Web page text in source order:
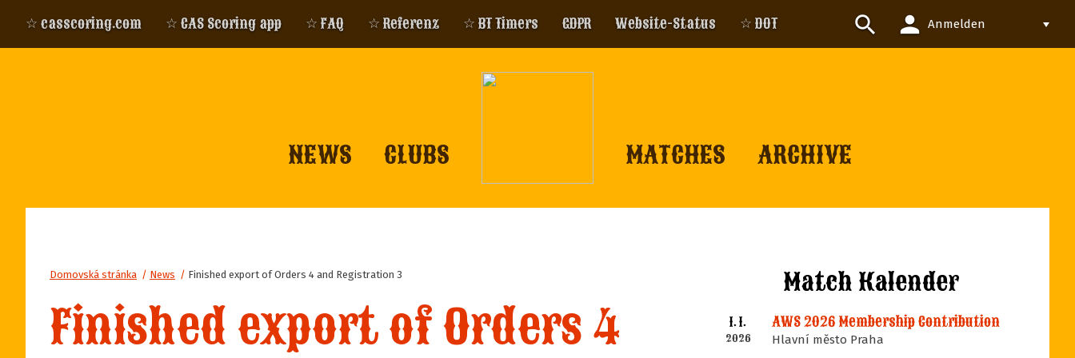
search person Anmelden
☆ casscoring.com ☆ CAS Scoring app ☆ FAQ ☆ Referenz ☆ BT Timers GDPR Website-Status ☆ DOT
CLUBS
NEWS MATCHES ARCHIVE
Domovská stránka / News / Finished export of Orders 4 and Registration 3
Finished export of Orders 4
Match Kalender
1. 1.
2026
AWS 2026 Membership Contribution
Hlavní město Praha